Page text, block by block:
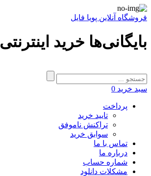
فروشگاه آنلاین پویا فایل
بایگانی‌ها خرید
سبد خرید 0
پرداخت
تایید خرید
تراکنش ناموفق
سوابق خرید
تماس با ما
درباره ما
شماره حساب
مشکلات دانلود